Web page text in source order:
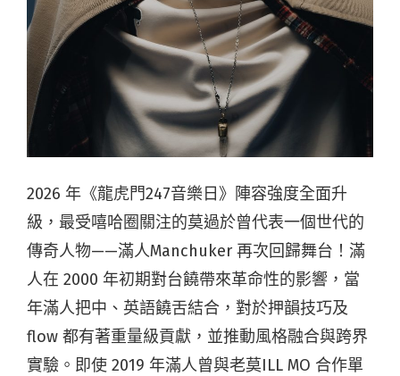
2026 年《龍虎門247音樂日》陣容強度全面升
級，最受嘻哈圈關注的莫過於曾代表一個世代的
傳奇人物——滿人Manchuker 再次回歸舞台！滿
人在 2000 年初期對台饒帶來革命性的影響，當
年滿人把中、英語饒舌結合，對於押韻技巧及
flow 都有著重量級貢獻，並推動風格融合與跨界
實驗。即使 2019 年滿人曾與老莫ILL MO 合作單